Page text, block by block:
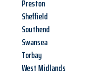
Preston
Sheffield
Southend
Swansea
Torbay
West Midlands